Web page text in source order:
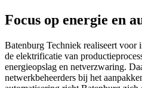
Focus op energie en
Batenburg Techniek realiseert voor
de elektrificatie van
energieopslag en netverzwaring.
netwerkbeheerders bij het